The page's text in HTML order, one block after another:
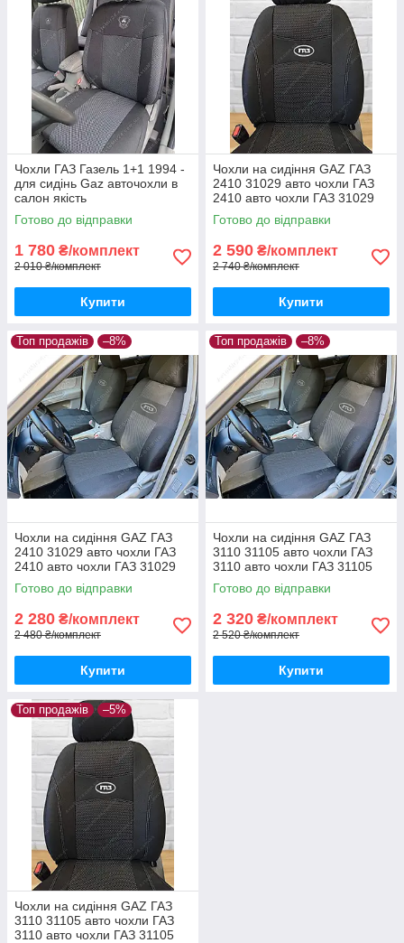
Чохли ГАЗ Газель 1+1 1994 -
для сидінь Gaz авточохли в
салон якість
Готово до відправки
1 780 ₴/комплект
2 010 ₴/комплект
Купити
Чохли на сидіння GAZ ГАЗ
2410 31029 авто чохли ГАЗ
2410 авто чохли ГАЗ 31029
Готово до відправки
2 590 ₴/комплект
2 740 ₴/комплект
Купити
Топ продажів –8%
Чохли на сидіння GAZ ГАЗ
2410 31029 авто чохли ГАЗ
2410 авто чохли ГАЗ 31029
Готово до відправки
2 280 ₴/комплект
2 480 ₴/комплект
Купити
Топ продажів –8%
Чохли на сидіння GAZ ГАЗ
3110 31105 авто чохли ГАЗ
3110 авто чохли ГАЗ 31105
Готово до відправки
2 320 ₴/комплект
2 520 ₴/комплект
Купити
Топ продажів –5%
Чохли на сидіння GAZ ГАЗ
3110 31105 авто чохли ГАЗ
3110 авто чохли ГАЗ 31105